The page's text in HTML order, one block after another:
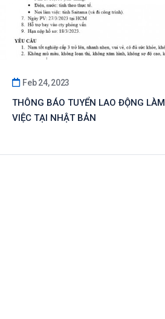
Feb 24, 2023
THÔNG BÁO TUYỂN LAO ĐỘNG LÀM
VIỆC TẠI NHẬT BẢN